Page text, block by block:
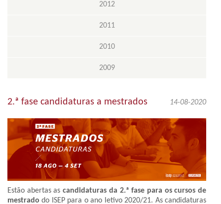
2012
2011
2010
2009
2.ª fase candidaturas a mestrados 14-08-2020
Estão abertas ascandidaturas da 2.ª fase para os cursos de
mestrado do ISEP para o ano letivo 2020/21. As candidaturas